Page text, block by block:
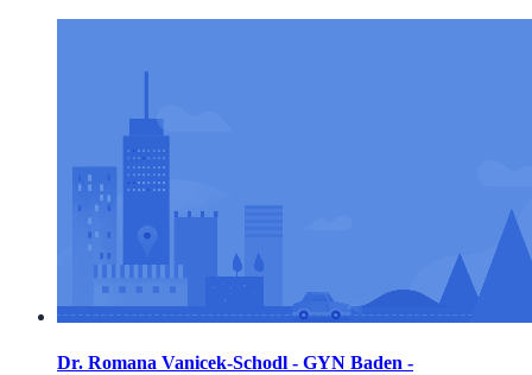
Dr. Romana Vanicek-Schodl - GYN Baden -